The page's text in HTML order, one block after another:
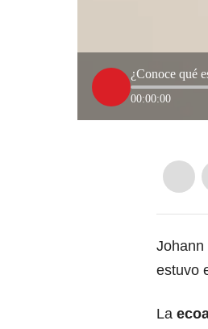
¿Conoce qué
00:00:00
Johann
estuvo
La